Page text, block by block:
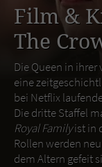
Film &
The
Die Queen in
eine
bei Netflix
Die dritte Staffel
Royal Familyist in
Rollen werden
dem Altern gefeit